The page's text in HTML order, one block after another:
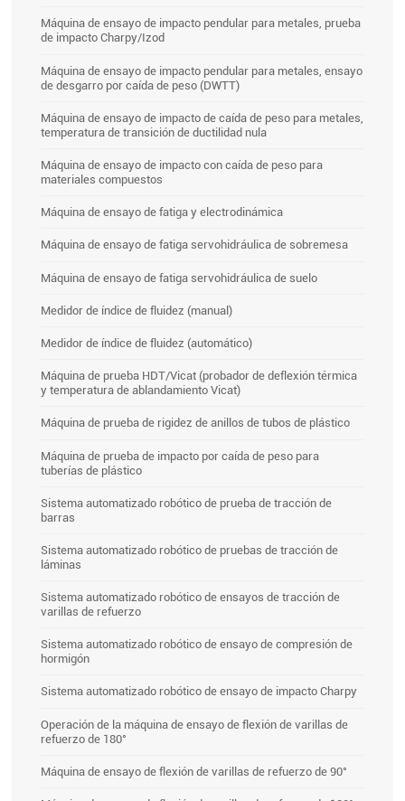
Máquina de ensayo de impacto pendular para metales, prueba
de impacto Charpy/Izod
Máquina de ensayo de impacto pendular para metales, ensayo
de desgarro por caída de peso (DWTT)
Máquina de ensayo de impacto de caída de peso para metales,
temperatura de transición de ductilidad nula
Máquina de ensayo de impacto con caída de peso para
materiales compuestos
Máquina de ensayo de fatiga y electrodinámica
Máquina de ensayo de fatiga servohidráulica de sobremesa
Máquina de ensayo de fatiga servohidráulica de suelo
Medidor de índice de fluidez (manual)
Medidor de índice de fluidez (automático)
Máquina de prueba HDT/Vicat (probador de deflexión térmica
y temperatura de ablandamiento Vicat)
Máquina de prueba de rigidez de anillos de tubos de plástico
Máquina de prueba de impacto por caída de peso para
tuberías de plástico
Sistema automatizado robótico de prueba de tracción de
barras
Sistema automatizado robótico de pruebas de tracción de
láminas
Sistema automatizado robótico de ensayos de tracción de
varillas de refuerzo
Sistema automatizado robótico de ensayo de compresión de
hormigón
Sistema automatizado robótico de ensayo de impacto Charpy
Operación de la máquina de ensayo de flexión de varillas de
refuerzo de 180°
Máquina de ensayo de flexión de varillas de refuerzo de 90°